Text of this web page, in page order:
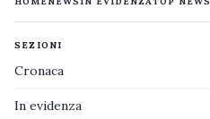
SEZIONI
Cronaca
In evidenza